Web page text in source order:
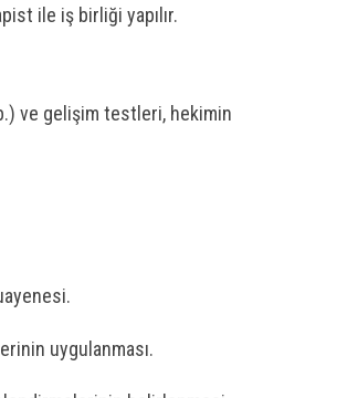
ile iş birliği yapılır.
ve gelişim testleri, hekimin
uygulanması.